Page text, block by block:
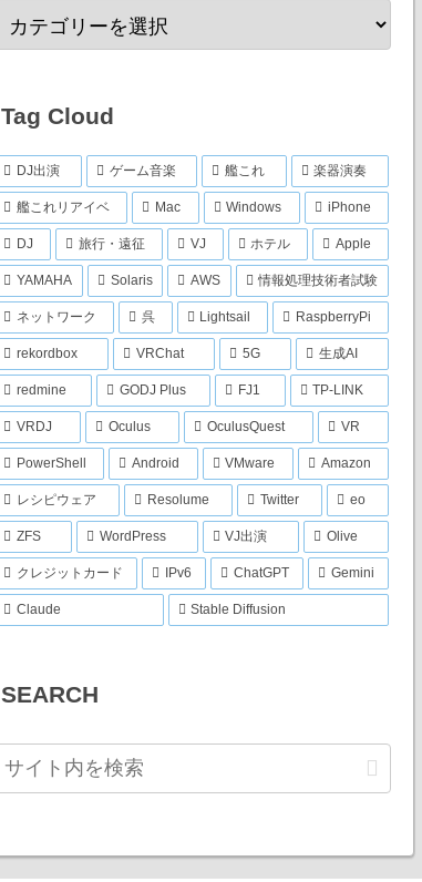
Tag Cloud
DJ出演 ゲーム音楽 艦これ 楽器演奏
艦これリアイベ Mac Windows iPhone
DJ 旅行・遠征 VJ ホテル Apple
YAMAHA Solaris AWS 情報処理技術者試験
ネットワーク 呉 Lightsail RaspberryPi
rekordbox VRChat 5G 生成AI
redmine GODJ Plus FJ1 TP-LINK
VRDJ Oculus OculusQuest VR
PowerShell Android VMware Amazon
レシピウェア Resolume Twitter eo
ZFS WordPress VJ出演 Olive
クレジットカード IPv6 ChatGPT Gemini
Claude Stable Diffusion
SEARCH